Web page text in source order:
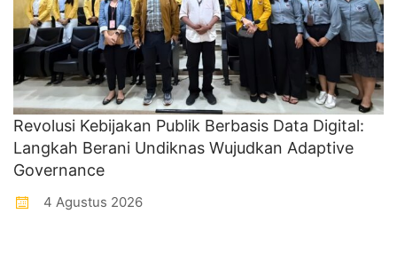
Revolusi Kebijakan Publik Berbasis Data Digital:
Langkah Berani Undiknas Wujudkan Adaptive
Governance
4 Agustus 2026